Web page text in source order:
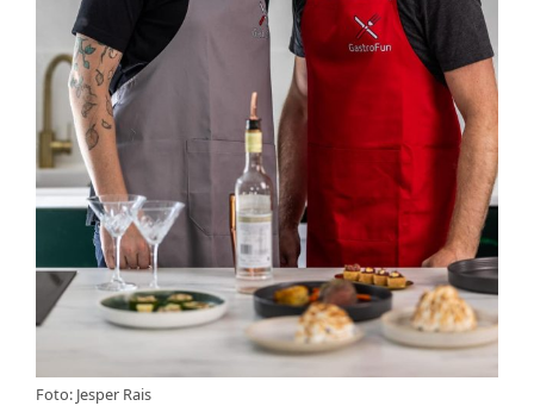
Foto: Jesper Rais